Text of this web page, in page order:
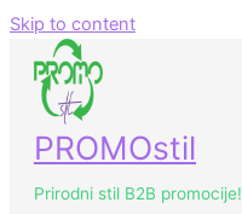
Skip to content
PROMOstil
Prirodni stil B2B promocije!